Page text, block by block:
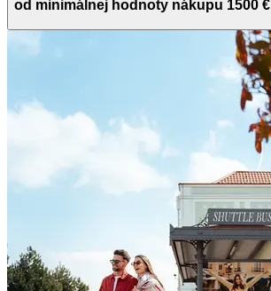
od minimálnej hodnoty nákupu 1500 €